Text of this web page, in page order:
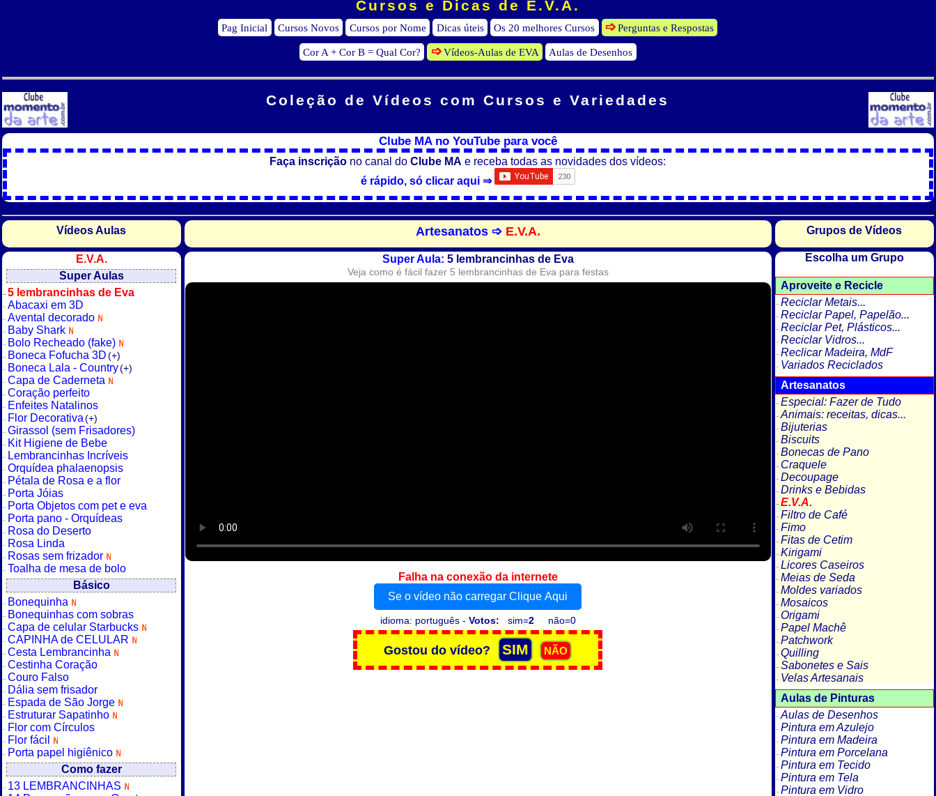
Cursos e Dicas de E.V.A.
Pag Inicial Cursos Novos Cursos por Nome Dicas úteis Os 20 melhores Cursos Perguntas e Respostas
Cor A + Cor B = Qual Cor? Vídeos-Aulas de EVA Aulas de Desenhos
Coleção de Vídeos com Cursos e Variedades
Clube MA no YouTube para você
Faça inscrição no canal doClube MA e receba todas as novidades dos vídeos:
é rápido, só clicar aqui ⇒
Vídeos Aulas
E.V.A.
Super Aulas
5 lembrancinhas de Eva
Abacaxi em 3D
Avental decorado
Baby Shark
Bolo Recheado (fake)
Boneca Fofucha 3D (+)
Boneca Lala - Country(+)
Capa de Caderneta
Coração perfeito
Enfeites Natalinos
Flor Decorativa (+)
Girassol (sem Frisadores)
Kit Higiene de Bebe
Lembrancinhas Incríveis
Orquídea phalaenopsis
Pétala de Rosa e a flor
Porta Jóias
Porta Objetos com pet e eva
Porta pano - Orquídeas
Rosa do Deserto
Rosa Linda
Rosas sem frizador
Toalha de mesa de bolo
Básico
Bonequinha
Bonequinhas com sobras
Capa de celular Starbucks
CAPINHA de CELULAR
Cesta Lembrancinha
Cestinha Coração
Couro Falso
Dália sem frisador
Espada de São Jorge
Estruturar Sapatinho
Flor com Círculos
Flor fácil
Porta papel higiênico
Como fazer
13 LEMBRANCINHAS
Artesanatos ➩ E.V.A.
Super Aula: 5 lembrancinhas de Eva
Veja como é fácil fazer 5 lembrancinhas de Eva para festas
Falha na conexão da internete
Se o vídeo não carregar Clique Aqui
idioma: português - Votos: sim=2não=0
Grupos de Vídeos
Escolha um Grupo
Aproveite e Recicle
Reciclar Metais...
Reciclar Papel, Papelão...
Reciclar Pet, Plásticos...
Reciclar Vidros...
Reclicar Madeira, MdF
Variados Reciclados
Artesanatos
Especial: Fazer de Tudo
Animais: receitas, dicas...
Bijuterias
Biscuits
Bonecas de Pano
Craquele
Decoupage
Drinks e Bebidas
E.V.A.
Filtro de Café
Fimo
Fitas de Cetim
Kirigami
Licores Caseiros
Meias de Seda
Moldes variados
Mosaicos
Origami
Papel Machê
Patchwork
Quilling
Sabonetes e Sais
Velas Artesanais
Aulas de Pinturas
Aulas de Desenhos
Pintura em Azulejo
Pintura em Madeira
Pintura em Porcelana
Pintura em Tecido
Pintura em Tela
Pintura em Vidro